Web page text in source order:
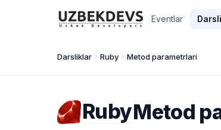
Eventlar
Darsliklar Ruby Metod parametrlari
RubyMetod